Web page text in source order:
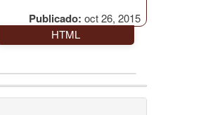
Publicado: oct 26, 2015
HTML